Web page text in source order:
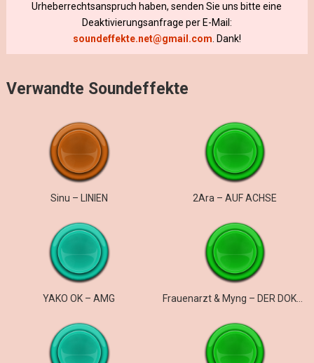
Urheberrechtsanspruch haben, senden Sie uns bitte eine
Deaktivierungsanfrage per E-Mail:
soundeffekte.net@gmail.com . Dank!
Verwandte Soundeffekte
Sinu – LINIEN 2Ara – AUF ACHSE
YAKO OK – AMG Frauenarzt & Myng – DER DOKTOR UND DER ARZT